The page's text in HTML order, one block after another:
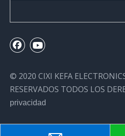
© 2020 CIXI KEFA
RESERVADOS TODOS LOS
privacidad